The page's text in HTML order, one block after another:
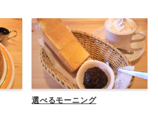
選べるモーニング